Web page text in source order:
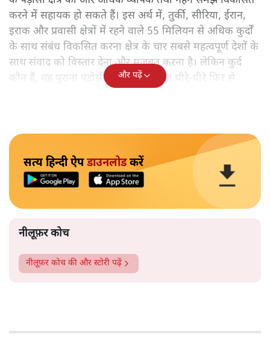
करने में सहायक हो सकते हैं। इस अर्थ में, तुर्की, सीरिया, ईरान,
इराक और प्रवासी क्षेत्रों में रहने वाले 55 मिलियन से अधिक कुर्दों
के साथ संबंध विकसित करना क्षेत्र के चार सबसे महत्वपूर्ण देशों के
साथ संवाद को विस्तार देना और मजबूत करना है। लेकिन कुर्द
कौन हैं, यह पुराना पड़ोसी जिसे भारत आज धीरे-धीरे फिर से
और पढ़ें
सत्य हिन्दी ऐपडाउनलोडकरें
नीलूफ़र कोच
नीलूफ़र कोच की और स्टोरी पढ़ें